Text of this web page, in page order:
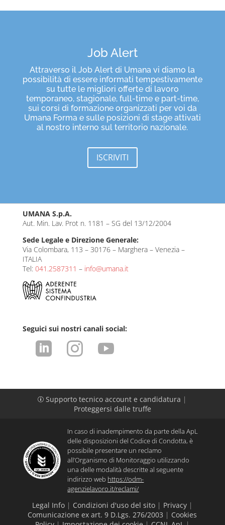
Job Alert
Attraverso il Job Alert di Umana vi diamo la
possibilità di essere informati tempestivamente
su tutte le migliori offerte di lavoro
temporaneo, stagionale, full-time e part-time,
sui corsi di formazione organizzati per voi da
Umana Forma e sulle posizioni di stage attivati
al nostro interno sul territorio nazionale.
ISCRIVITI
UMANA S.p.A.
Aut. Min. Lav. Prot n. 1181 – SG del 13/12/2004
Sede Legale e Direzione Generale:
Via Colombara, 113 – 30176 – Marghera – Venezia –
ITALIA
Tel: 041.2587311 – info@umana.it
Seguici sui nostri canali social:
  
p Supporto tecnico account e candidatura |
Proteggersi dalle truffe
In caso di inadempimento da parte della ApL
delle disposizioni del Codice di Condotta, è
possibile presentare un reclamo
all’Organismo di Monitoraggio utilizzando
una delle modalità descritte al seguente
indirizzo web https://odm-
agenzielavoro.it/reclami/
Legal Info| Condizioni d'uso del sito| Privacy|
Comunicazione ex art. 9 D.Lgs. 276/2003 | Cookies